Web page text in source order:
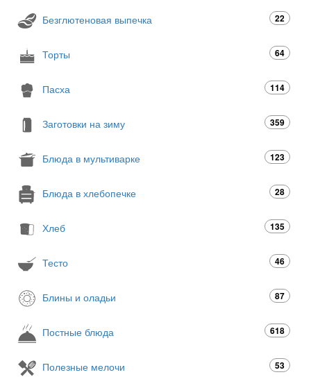
Безглютеновая выпечка 22
Торты 64
Пасха 114
Заготовки на зиму 359
Блюда в мультиварке 123
Блюда в хлебопечке 28
Хлеб 135
Тесто 46
Блины и оладьи 87
Постные блюда 618
Полезные мелочи 53